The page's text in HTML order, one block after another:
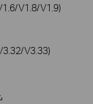
V1.8/V1.9)
V3.33)